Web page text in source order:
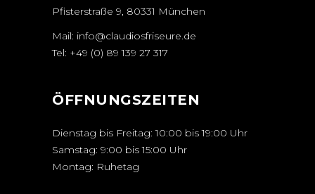
Pfisterstraße 9, 80331 München
Mail: info@claudiosfriseure.de
Tel: +49 (0) 89 139 27 317
ÖFFNUNGSZEITEN
Dienstag bis Freitag: 10:00 bis 19:00 Uhr
Samstag: 9:00 bis 15:00 Uhr
Montag: Ruhetag